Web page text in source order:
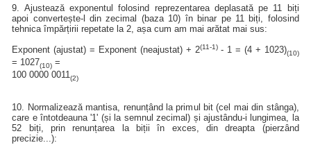
9. Ajustează exponentul folosind reprezentarea deplasată pe 11 biți
apoi convertește-l din zecimal (baza 10) în binar pe 11 biți, folosind
tehnica împărțirii repetate la 2, așa cum am mai arătat mai sus:
Exponent (ajustat) = Exponent (neajustat) + 2(11-1)- 1 = (4 + 1023)(10)
= 1027(10) =
100 0000 0011(2)
10. Normalizează mantisa, renunțând la primul bit (cel mai din stânga),
care e întotdeauna '1' (și la semnul zecimal) și ajustându-i lungimea, la
52 biți, prin renunțarea la biții în exces, din dreapta (pierzând
precizie...):